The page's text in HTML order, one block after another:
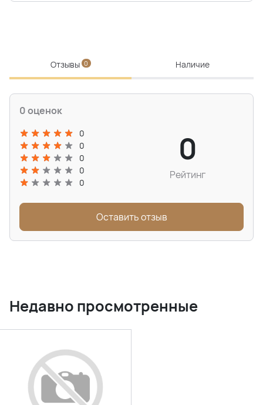
Отзывы 0 Наличие
0 оценок
0
0
0
0
0
0
Рейтинг
Оставить отзыв
Недавно просмотренные